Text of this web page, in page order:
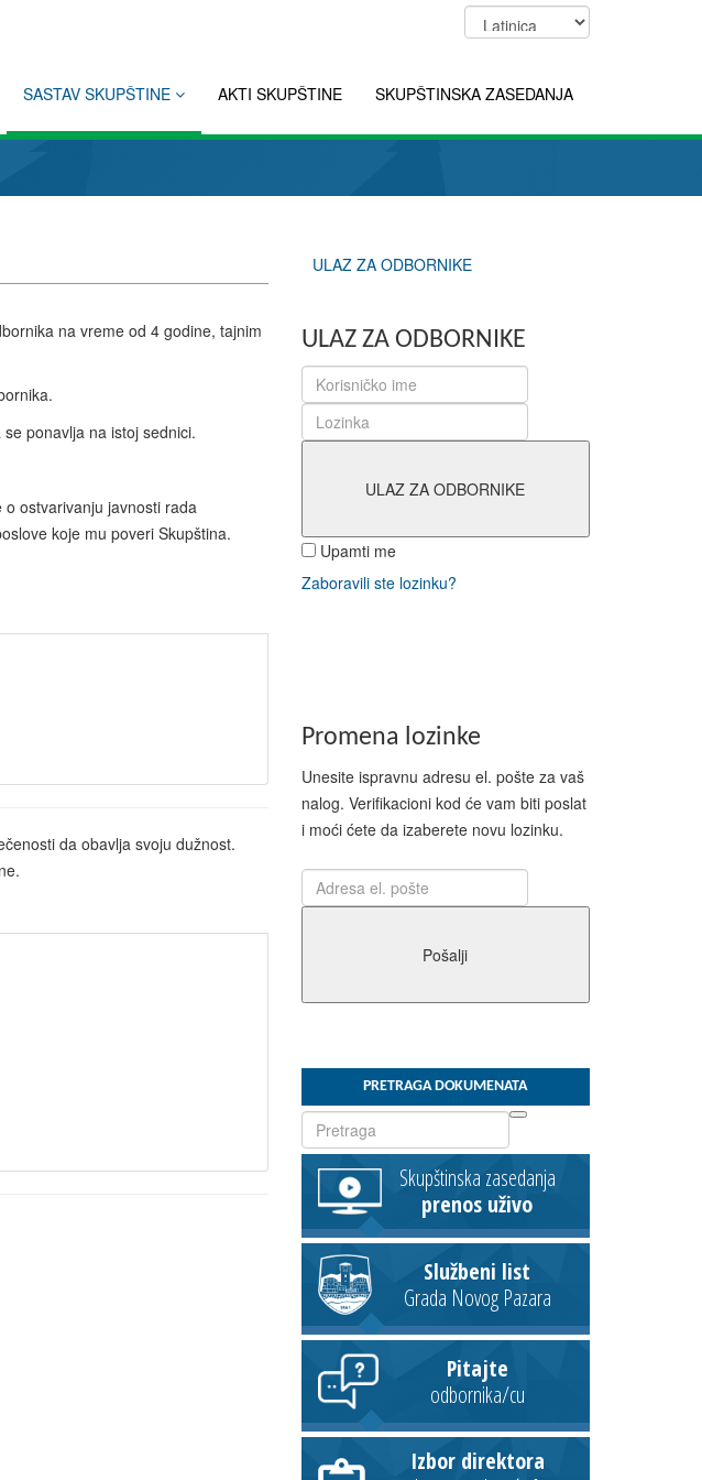
SASTAV SKUPŠTINE AKTI SKUPŠTINE SKUPŠTINSKA ZASEDANJA
na vreme od 4 godine, tajnim
ponavlja na istoj sednici.
ostvarivanju javnosti rada
koje mu poveri Skupština.
da obavlja svoju dužnost.
ULAZ ZA ODBORNIKE
ULAZ ZA ODBORNIKE
ULAZ ZA ODBORNIKE
Upamti me
Zaboravili ste lozinku?
Promena lozinke
Unesite ispravnu adresu el. pošte za vaš
nalog. Verifikacioni kod će vam biti poslat
i moći ćete da izaberete novu lozinku.
Pošalji
PRETRAGA DOKUMENATA
Skupštinska zasedanja
prenos uživo
Službeni list
Grada Novog Pazara
Pitajte
odbornika/cu
Izbor direktora